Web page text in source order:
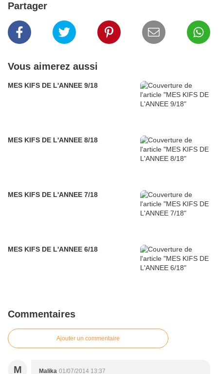
Partager
Vous aimerez aussi
MES KIFS DE L'ANNEE 9/18
MES KIFS DE L'ANNEE 8/18
MES KIFS DE L'ANNEE 7/18
MES KIFS DE L'ANNEE 6/18
Commentaires
Ajouter un commentaire
M Malika 01/07/2014 13:37